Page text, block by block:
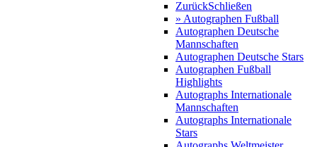
ZurückSchließen
» Autographen Fußball
Autographen Deutsche
Mannschaften
Autographen Deutsche Stars
Autographen Fußball
Highlights
Autographs Internationale
Mannschaften
Autographs Internationale
Stars